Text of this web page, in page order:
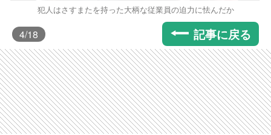
犯人はさすまたを持った大柄な従業員の迫力に怯んだか
4/18 記事に戻る